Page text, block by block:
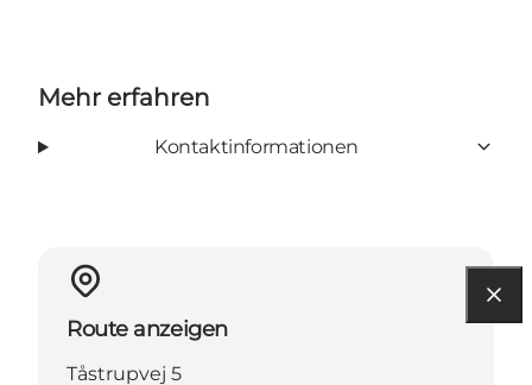
Mehr erfahren
Kontaktinformationen
Route anzeigen
Tåstrupvej 5